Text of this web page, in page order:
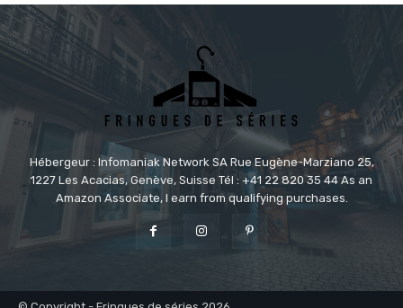
Hébergeur : Infomaniak Network SA Rue Eugène-Marziano 25,
1227 Les Acacias, Genève, Suisse Tél : +41 22 820 35 44 As an
Amazon Associate, I earn from qualifying purchases.